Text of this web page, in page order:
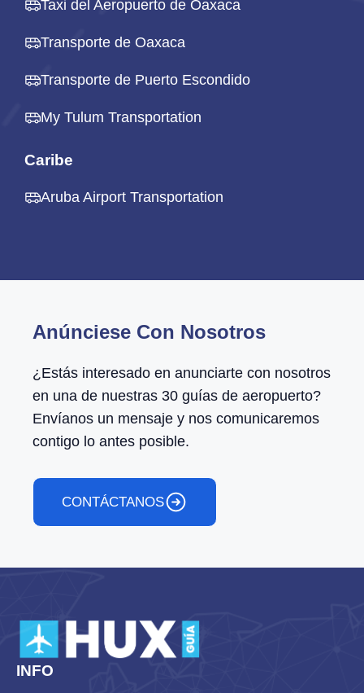
Taxi del Aeropuerto de Oaxaca
Transporte de Oaxaca
Transporte de Puerto Escondido
My Tulum Transportation
Caribe
Aruba Airport Transportation
Anúnciese Con Nosotros
¿Estás interesado en anunciarte con nosotros
en una de nuestras 30 guías de aeropuerto?
Envíanos un mensaje y nos comunicaremos
contigo lo antes posible.
CONTÁCTANOS
INFO